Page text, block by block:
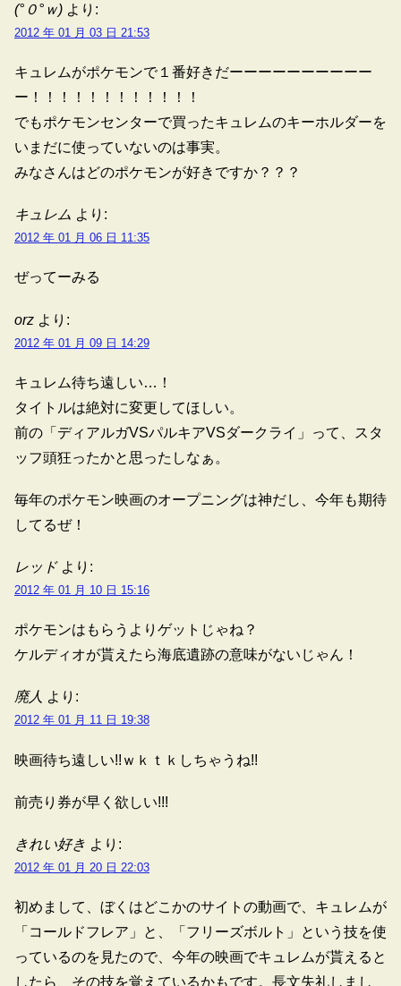
(°０°ｗ) より:
2012 年 01 月 03 日 21:53
キュレムがポケモンで１番好きだーーーーーーーーーー
ー！！！！！！！！！！！！
でもポケモンセンターで買ったキュレムのキーホルダーを
いまだに使っていないのは事実。
みなさんはどのポケモンが好きですか？？？
キュレム より:
2012 年 01 月 06 日 11:35
ぜってーみる
orz より:
2012 年 01 月 09 日 14:29
キュレム待ち遠しい…！
タイトルは絶対に変更してほしい。
前の「ディアルガVSパルキアVSダークライ」って、スタ
ッフ頭狂ったかと思ったしなぁ。
毎年のポケモン映画のオープニングは神だし、今年も期待
してるぜ！
レッド より:
2012 年 01 月 10 日 15:16
ポケモンはもらうよりゲットじゃね？
ケルディオが貰えたら海底遺跡の意味がないじゃん！
廃人 より:
2012 年 01 月 11 日 19:38
映画待ち遠しい!!ｗｋｔｋしちゃうね!!
前売り券が早く欲しい!!!
きれい好き より:
2012 年 01 月 20 日 22:03
初めまして、ぼくはどこかのサイトの動画で、キュレムが
「コールドフレア」と、「フリーズボルト」という技を使
っているのを見たので、今年の映画でキュレムが貰えると
したら、その技を覚えているかもです。長文失礼しまし